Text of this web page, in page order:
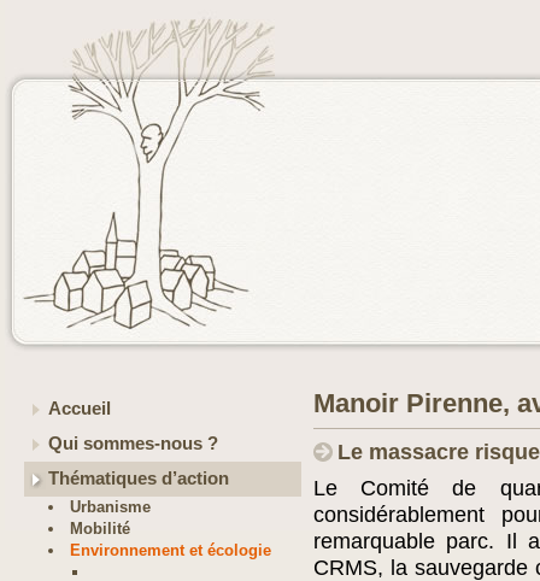
Accueil
Qui sommes-nous ?
Thématiques d’action
Urbanisme
Mobilité
Environnement et écologie
Manoir Pirenne,
Le massacre
Le Comité de
considérablement
remarquable parc. Il
CRMS, la sauvegarde